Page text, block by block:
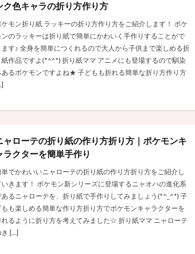
ク色キャラの折り方作り方
ケモン折り紙 ラッキーの折り方作り方をご紹介します！ ポケ
ンのラッキーは折り紙で簡単にかわいく手作りすることがで
ます♪ 全身を簡単につくれるので大人から子供まで楽しめる折
紙作品ですよ(*^^*) 折り紙ママ アニメにも登場するので馴染
あるポケモンですよね★ 子どもも折れる簡単な折り方作り方
ャローテの折り紙の作り方折り方｜ポケモンキ
ラクターを簡単手作り
単でかわいいニャローテの折り紙の作り方折り方をご紹介し
いきます！ ポケモン新シリーズに登場するニャオハの進化系
あるニャローテを、折り紙で手作りしてみましょう(*^_^*) 子
もも楽しめる簡単な作り方折り方でポケモンキャラクターを
れるように折り方を考えてみました☆ 折り紙ママ ニャローテ
き […]